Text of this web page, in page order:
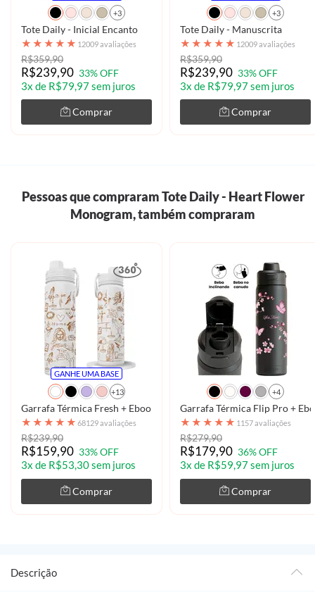
+3
Tote Daily - Inicial Encanto
★ ★ ★ ★ ★ 12009 avaliações
R$359,90
R$239,90 33% OFF
3x de R$79,97 sem juros
Comprar
+3
Tote Daily - Manuscrita
★ ★ ★ ★ ★ 12009 avaliações
R$359,90
R$239,90 33% OFF
3x de R$79,97 sem juros
Comprar
Pessoas que compraram Tote Daily - Heart Flower
Monogram, também compraram
GANHE UMA BASE
+13
Garrafa Térmica Fresh + Ebook - Jesus - Linhas de Fé
★ ★ ★ ★ ★ 68129 avaliações
R$239,90
R$159,90 33% OFF
3x de R$53,30 sem juros
Comprar
+4
Garrafa Térmica Flip Pro +
★ ★ ★ ★ ★ 1157 avaliações
R$279,90
R$179,90 36% OFF
3x de R$59,97 sem juros
Comprar
Descrição